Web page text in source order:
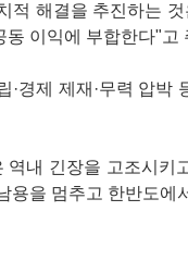
적 해결을 추진하는
동 이익에 부합한다"고
·경제 제재·무력 압
역내 긴장을 고조시
용을 멈추고 한반도